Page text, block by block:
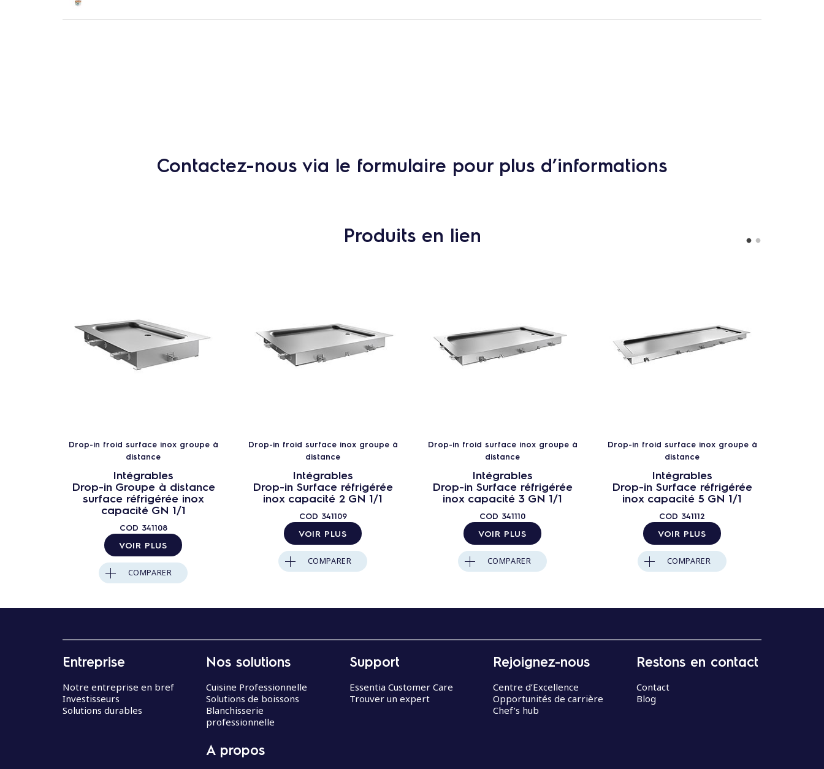
Contactez-nous via le formulaire pour plus d’informations
Produits en lien
Drop-in froid surface inox groupe à
distance
Intégrables
Drop-in Groupe à distance
surface réfrigérée inox
capacité GN 1/1
COD 341108
VOIR PLUS
COMPARER
Drop-in froid surface inox groupe à
distance
Intégrables
Drop-in Surface réfrigérée
inox capacité 2 GN 1/1
COD 341109
VOIR PLUS
COMPARER
Drop-in froid surface inox groupe à
distance
Intégrables
Drop-in Surface réfrigérée
inox capacité 3 GN 1/1
COD 341110
VOIR PLUS
COMPARER
Drop-in froid surface inox groupe à
distance
Intégrables
Drop-in Surface réfrigérée
inox capacité 5 GN 1/1
COD 341112
VOIR PLUS
COMPARER
Entreprise
Notre entreprise en bref
Investisseurs
Solutions durables
Nos solutions
Cuisine Professionnelle
Solutions de boissons
Blanchisserie
professionnelle
A propos
Support
Essentia Customer Care
Trouver un expert
Rejoignez-nous
Centre d’Excellence
Opportunités de carrière
Chef’s hub
Restons en contact
Contact
Blog